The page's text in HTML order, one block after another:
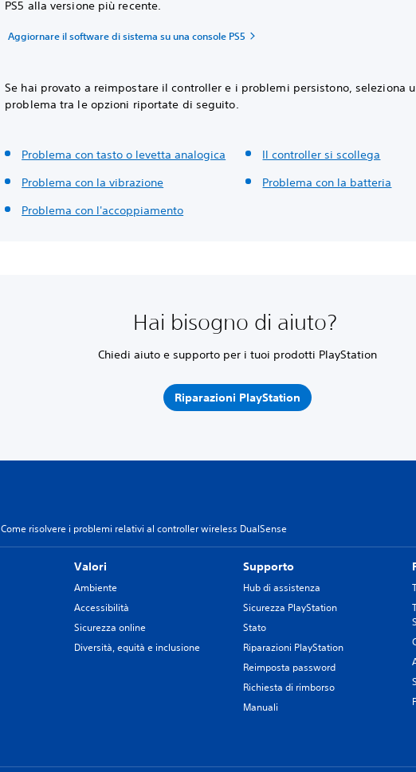
PS5 alla versione più recente.
Aggiornare il software di sistema su una console PS5
Se hai provato a reimpostare il controller e i problemi persistono, seleziona
problema tra le opzioni riportate di seguito.
Problema con tasto o levetta analogica
Problema con la vibrazione
Problema con l'accoppiamento
Il controller si scollega
Problema con la batteria
Hai bisogno di aiuto?
Chiedi aiuto e supporto per i tuoi prodotti PlayStation
Riparazioni PlayStation
Come risolvere i problemi relativi al controller wireless DualSense
Valori
Ambiente
Accessibilità
Sicurezza online
Diversità, equità e inclusione
Supporto
Hub di assistenza
Sicurezza PlayStation
Stato
Riparazioni PlayStation
Reimposta password
Richiesta di rimborso
Manuali